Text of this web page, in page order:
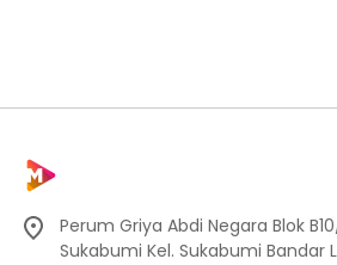
Perum Griya Abdi Negara Blok
Sukabumi Kel. Sukabumi Bandar